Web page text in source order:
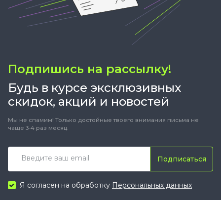
Подпишись на рассылку!
Будь в курсе эксклюзивных
скидок, акций и новостей
Мы не спамим! Только достойные твоего внимания письма не
чаще 3-4 раз месяц.
Подписаться
Я согласен на обработку Персональных данных